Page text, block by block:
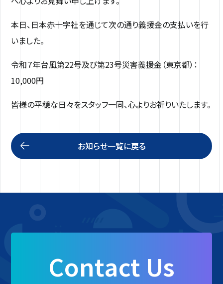
本日、日本赤十字社を通じて次の通り義援金の支払いを行
いました。
令和７年台風第22号及び第23号災害義援金（東京都）：
10,000円
皆様の平穏な日々をスタッフ一同、心よりお祈りいたします。
お知らせ一覧に戻る
Contact Us